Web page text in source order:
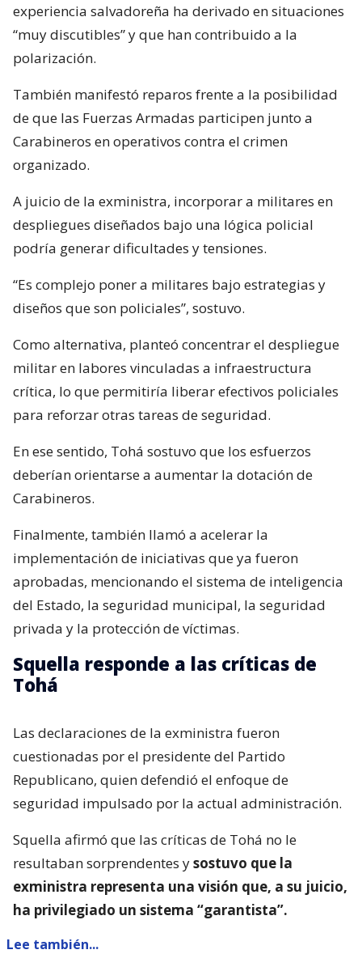
experiencia salvadoreña ha derivado en situaciones
“muy discutibles” y que han contribuido a la
polarización.
También manifestó reparos frente a la posibilidad
de que las Fuerzas Armadas participen junto a
Carabineros en operativos contra el crimen
organizado.
A juicio de la exministra, incorporar a militares en
despliegues diseñados bajo una lógica policial
podría generar dificultades y tensiones.
“Es complejo poner a militares bajo estrategias y
diseños que son policiales”, sostuvo.
Como alternativa, planteó concentrar el despliegue
militar en labores vinculadas a infraestructura
crítica, lo que permitiría liberar efectivos policiales
para reforzar otras tareas de seguridad.
En ese sentido, Tohá sostuvo que los esfuerzos
deberían orientarse a aumentar la dotación de
Carabineros.
Finalmente, también llamó a acelerar la
implementación de iniciativas que ya fueron
aprobadas, mencionando el sistema de inteligencia
del Estado, la seguridad municipal, la seguridad
privada y la protección de víctimas.
Squella responde a las críticas de
Tohá
Las declaraciones de la exministra fueron
cuestionadas por el presidente del Partido
Republicano, quien defendió el enfoque de
seguridad impulsado por la actual administración.
Squella afirmó que las críticas de Tohá no le
resultaban sorprendentes ysostuvo que la
exministra representa una visión que, a su juicio,
ha privilegiado un sistema “garantista”.
Lee también...